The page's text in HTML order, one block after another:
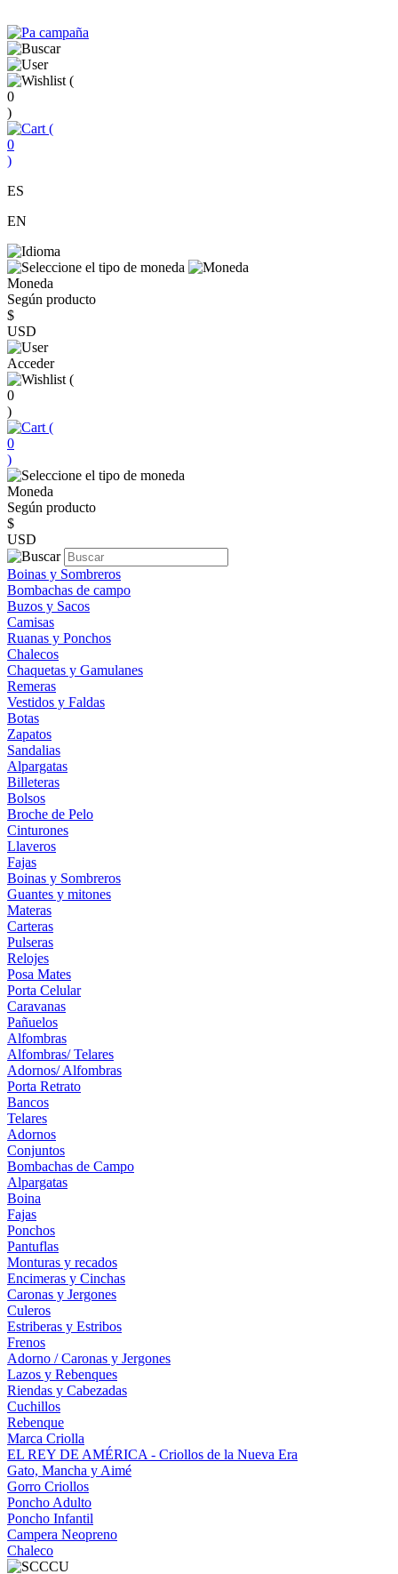
(
0
)
(
0
)
ES
EN
Moneda
Según producto
$
USD
Acceder
(
0
)
(
0
)
Moneda
Según producto
$
USD
Boinas y Sombreros
Bombachas de campo
Buzos y Sacos
Camisas
Ruanas y Ponchos
Chalecos
Chaquetas y Gamulanes
Remeras
Vestidos y Faldas
Botas
Zapatos
Sandalias
Alpargatas
Billeteras
Bolsos
Broche de Pelo
Cinturones
Llaveros
Fajas
Boinas y Sombreros
Guantes y mitones
Materas
Carteras
Pulseras
Relojes
Posa Mates
Porta Celular
Caravanas
Pañuelos
Alfombras
Alfombras/ Telares
Adornos/ Alfombras
Porta Retrato
Bancos
Telares
Adornos
Conjuntos
Bombachas de Campo
Alpargatas
Boina
Fajas
Ponchos
Pantuflas
Monturas y recados
Encimeras y Cinchas
Caronas y Jergones
Culeros
Estriberas y Estribos
Frenos
Adorno / Caronas y Jergones
Lazos y Rebenques
Riendas y Cabezadas
Cuchillos
Rebenque
Marca Criolla
EL REY DE AMÉRICA - Criollos de la Nueva Era
Gato, Mancha y Aimé
Gorro Criollos
Poncho Adulto
Poncho Infantil
Campera Neopreno
Chaleco